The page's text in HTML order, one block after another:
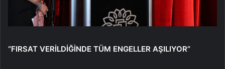
“FIRSAT VERİLDİĞİNDE TÜM ENGELLER AŞILIYOR”